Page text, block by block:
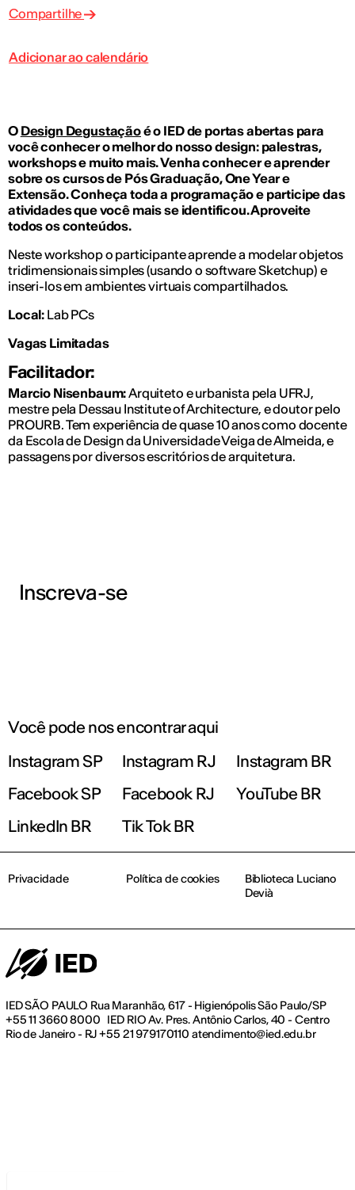
Compartilhe
Adicionar ao calendário
O Design Degustaçãoé o IED de portas abertas para
você conhecer o melhor do nosso design: palestras,
workshops e muito mais. Venha conhecer e aprender
sobre os cursos de Pós Graduação, One Year e
Extensão. Conheça toda a programação e participe das
atividades que você mais se identificou. Aproveite
todos os conteúdos.
Neste workshop o participante aprende a modelar objetos
tridimensionais simples (usando o software Sketchup) e
inseri-los em ambientes virtuais compartilhados.
Local: Lab PCs
Vagas Limitadas
Facilitador:
Marcio Nisenbaum:Arquiteto e urbanista pela UFRJ,
mestre pela Dessau Institute of Architecture, e doutor pelo
PROURB. Tem experiência de quase 10 anos como docente
da Escola de Design da Universidade Veiga de Almeida, e
passagens por diversos escritórios de arquitetura.
Inscreva-se
Você pode nos encontrar aqui
Instagram SP
Instagram RJ
Instagram BR
Facebook SP
Facebook RJ
YouTube BR
LinkedIn BR
Tik Tok BR
IED SÃO PAULO Rua Maranhão, 617 - Higienópolis São Paulo/SP
+55 11 3660 8000 IED RIO Av. Pres. Antônio Carlos, 40 - Centro
Rio de Janeiro - RJ +55 21 979170110 atendimento@ied.edu.br
Privacidade Política de cookies
Biblioteca Luciano
Devià